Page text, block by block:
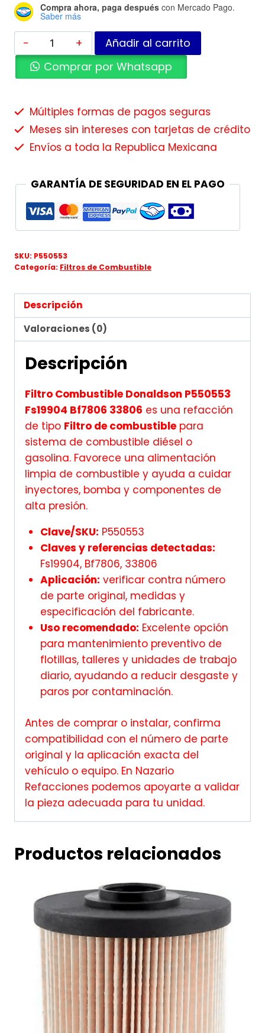
Compra ahora, paga después con Mercado Pago.
Saber más
Añadir al carrito
Comprar por Whatsapp
Múltiples formas de pagos seguras
Meses sin intereses con tarjetas de crédito
Envíos a toda la Republica Mexicana
GARANTÍA DE SEGURIDAD EN EL PAGO
SKU: P550553
Categoría: Filtros de Combustible
Descripción
Valoraciones (0)
Descripción
Filtro Combustible Donaldson P550553
Fs19904 Bf7806 33806 es una refacción
de tipo Filtro de combustible para
sistema de combustible diésel o
gasolina. Favorece una alimentación
limpia de combustible y ayuda a cuidar
inyectores, bomba y componentes de
alta presión.
Clave/SKU: P550553
Claves y referencias detectadas:
Fs19904, Bf7806, 33806
Aplicación: verificar contra número
de parte original, medidas y
especificación del fabricante.
Uso recomendado: Excelente opción
para mantenimiento preventivo de
flotillas, talleres y unidades de trabajo
diario, ayudando a reducir desgaste y
paros por contaminación.
Antes de comprar o instalar, confirma
compatibilidad con el número de parte
original y la aplicación exacta del
vehículo o equipo. En Nazario
Refacciones podemos apoyarte a validar
la pieza adecuada para tu unidad.
Productos relacionados